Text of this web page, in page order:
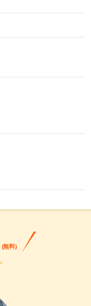
(無料)